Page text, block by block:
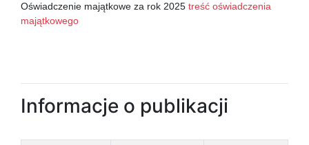
Oświadczenie majątkowe za rok 2025 treść oświadczenia
majątkowego
Informacje o publikacji